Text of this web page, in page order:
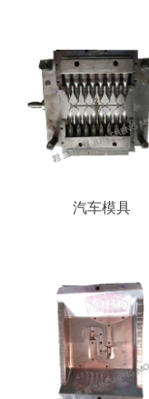
汽车模具